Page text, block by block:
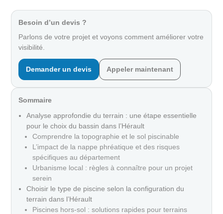
Besoin d’un devis ?
Parlons de votre projet et voyons comment améliorer votre
visibilité.
Demander un devis Appeler maintenant
Sommaire
Analyse approfondie du terrain : une étape essentielle
pour le choix du bassin dans l’Hérault
Comprendre la topographie et le sol piscinable
L’impact de la nappe phréatique et des risques
spécifiques au département
Urbanisme local : règles à connaître pour un projet
serein
Choisir le type de piscine selon la configuration du
terrain dans l’Hérault
Piscines hors-sol : solutions rapides pour terrains